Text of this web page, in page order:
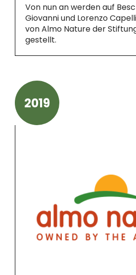
Von nun an werden auf
Giovanni und Lorenzo
von Almo Nature der
gestellt.
2019